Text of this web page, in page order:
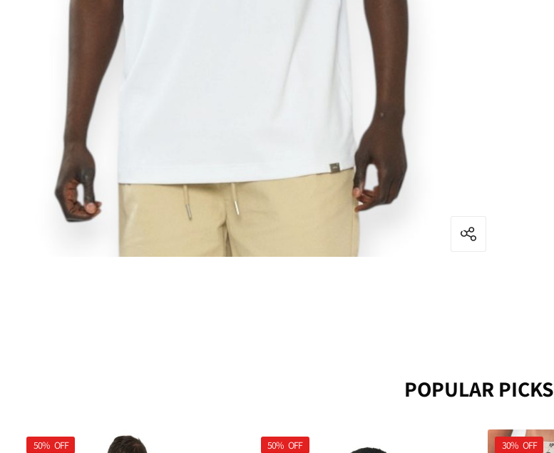
POPULAR PICKS
30% OFF
50% OFF
50% OFF